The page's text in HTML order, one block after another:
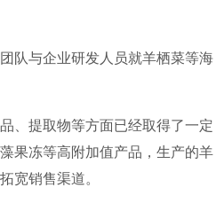
队与企业研发人员就羊栖菜等海
、提取物等方面已经取得了一定
果冻等高附加值产品，生产的羊
宽销售渠道。